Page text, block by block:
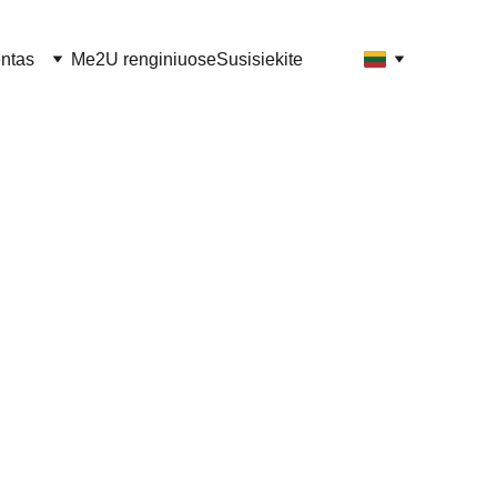
Me2U renginiuoseSusisiekite